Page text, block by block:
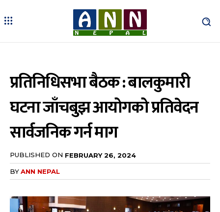
प्रतिनिधिसभा बैठक : बालकुमारी
घटना जाँचबुझ आयोगको प्रतिवेदन
सार्वजनिक गर्न माग
PUBLISHED ON FEBRUARY 26, 2024
BYANN NEPAL